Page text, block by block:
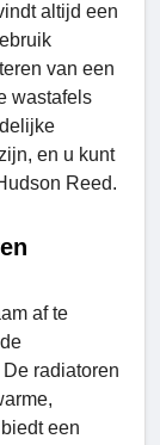
altijd een
van een
wastafels
en u kunt
Reed.
af te
radiatoren
een